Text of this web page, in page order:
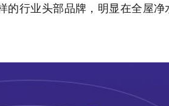
的行业头部品牌，明显在全屋净